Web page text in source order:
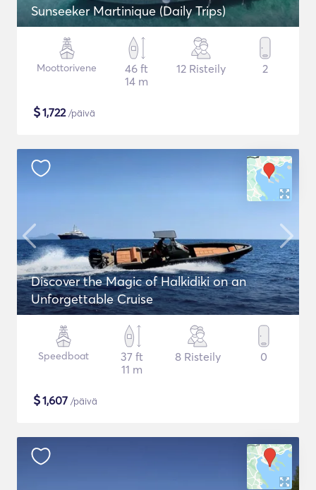
Sunseeker Martinique (Daily Trips)
Moottorivene
46 ft
14 m
12 Risteily 2
$1,722/päivä
Discover the Magic of Halkidiki on an
Unforgettable Cruise
Speedboat
37 ft
11 m
8 Risteily 0
$1,607 /päivä